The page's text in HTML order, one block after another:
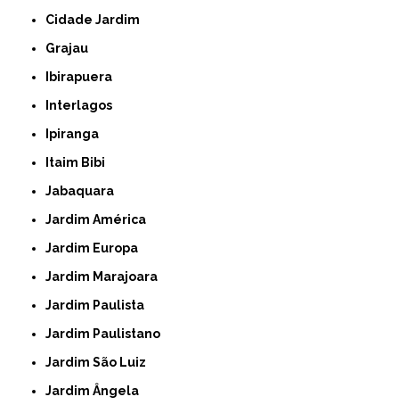
Cidade Jardim
Grajau
Ibirapuera
Interlagos
Ipiranga
Itaim Bibi
Jabaquara
Jardim América
Jardim Europa
Jardim Marajoara
Jardim Paulista
Jardim Paulistano
Jardim São Luiz
Jardim Ângela